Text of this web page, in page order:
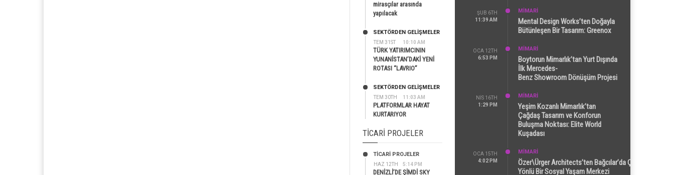
mirasçılar arasında
yapılacak
TEM 31ST 10:10 AM
SEKTÖRDEN GELIŞMELER
TÜRK YATIRIMCININ
YUNANİSTAN’DAKİ YENİ
ROTASI “LAVRIO”
TEM 30TH 11:03 AM
SEKTÖRDEN GELIŞMELER
PLATFORMLAR HAYAT
KURTARIYOR
TICARI PROJELER
HAZ 12TH 5:14 PM
TİCARİ PROJELER
DENİZLİ’DE ŞİMDİ SKY
ŞUB 6TH
11:39 AM
MİMARİ
Mental Design Works’ten Doğayla
Bütünleşen Bir Tasarım: Greenox
OCA 12TH
6:53 PM
MİMARİ
Boytorun Mimarlık’tan Yurt Dışında
İlk Mercedes-
Benz Showroom Dönüşüm Projesi
NIS 16TH
1:29 PM
MİMARİ
Yeşim Kozanlı Mimarlık’tan
Çağdaş Tasarım ve Konforun
Buluşma Noktası: Elite World
Kuşadası
OCA 15TH
4:02 PM
MİMARİ
Özer\Ürger Architects’ten Bağcılar’da Çok
Yönlü Bir Sosyal Yaşam Merkezi